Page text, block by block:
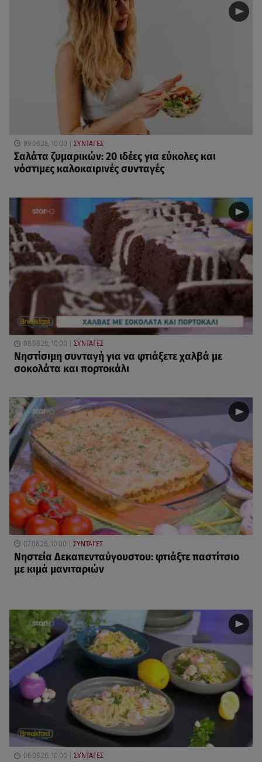
09.08.26, 10:00 ΣΥΝΤΑΓΕΣ
Σαλάτα ζυμαρικών: 20 ιδέες για εύκολες και
νόστιμες καλοκαιρινές συνταγές
08.08.26, 10:00 ΣΥΝΤΑΓΕΣ
Νηστίσιμη συνταγή για να φτιάξετε χαλβά με
σοκολάτα και πορτοκάλι
07.08.26, 10:00 ΣΥΝΤΑΓΕΣ
Νηστεία Δεκαπενταύγουστου: φτιάξτε παστίτσιο
με κιμά μανιταριών
06.08.26, 10:00 ΣΥΝΤΑΓΕΣ